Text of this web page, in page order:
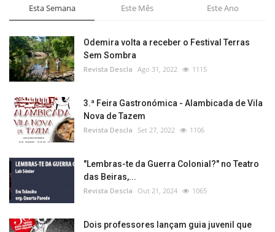
Esta Semana Este Mês Este Ano
Odemira volta a receber o Festival Terras
Sem Sombra
Revista Descla Ago 31, 2022 1115
3.ª Feira Gastronómica - Alambicada de Vila
Nova de Tazem
Revista Descla Set 27, 2022 1106
"Lembras-te da Guerra Colonial?" no Teatro
das Beiras,...
Revista Descla Out 21, 2024 1065
Dois professores lançam guia juvenil que